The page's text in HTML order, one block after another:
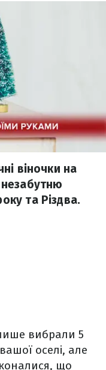
віночки на
та Різдва.
вибрали 5
оселі, але
що